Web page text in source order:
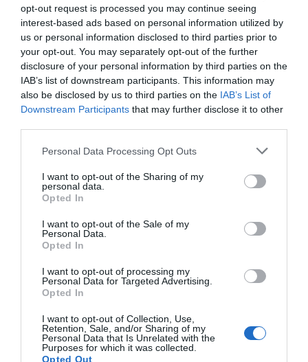
opt-out request is processed you may continue seeing
interest-based ads based on personal information utilized by
us or personal information disclosed to third parties prior to
your opt-out. You may separately opt-out of the further
disclosure of your personal information by third parties on the
IAB’s list of downstream participants. This information may
also be disclosed by us to third parties on the IAB’s List of
Downstream Participants that may further disclose it to other
Please note that this website/app uses one or more Google
not limited to your visit or usage behaviour. You may click to
grant or deny consent to Google and its third-party tags to
use your data for below specified purposes in below Google
consent section.
Personal Data Processing Opt Outs
I want to opt-out of the Sharing of my
personal data.
Opted In
I want to opt-out of the Sale of my
Personal Data.
Opted In
I want to opt-out of processing my
Personal Data for Targeted Advertising.
Opted In
I want to opt-out of Collection, Use,
Retention, Sale, and/or Sharing of my
Personal Data that Is Unrelated with the
Purposes for which it was collected.
Opted Out
Ρίγη συγκίνησης στην Εύβοια! Η
Ιερά Μονή Οσίου Δαυΐδ έλαμψε
στη μεγάλη πανήγυρη της
Μεταμορφώσεως
08.08.2026 | 21:00
Φάνης Σπανός: 500.000 € για την
ενεργειακή αναβάθμιση του 4ου
Δημοτικού Σχολείου Λιβαδειάς
08.08.2026 | 20:40
χωματερές – Έρχονται πρόστιμα
χωρίς εξαιρέσεις
08.08.2026 | 20:20
Εύβοια: Η μαύρη επέτειος της
καταστροφικής πυρκαγιάς – Το
08.08.2026 | 20:00
καθιερωμένος έρανος για το
«Στιφάδο της Παναγίας»
08.08.2026 | 19:40Όλες οι τελευταίες ειδήσεις